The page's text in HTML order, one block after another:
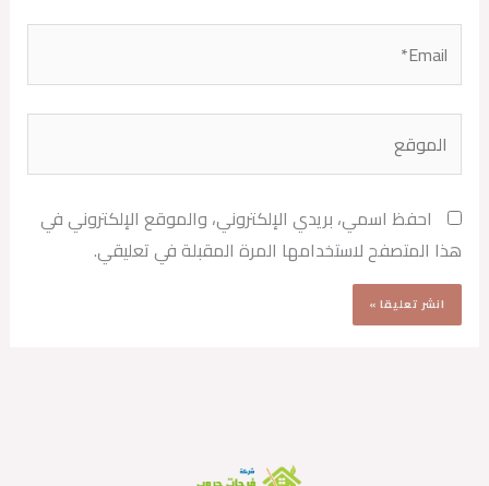
احفظ اسمي، بريدي الإلكتروني، والموقع الإلكتروني في
هذا المتصفح لاستخدامها المرة المقبلة في تعليقي.